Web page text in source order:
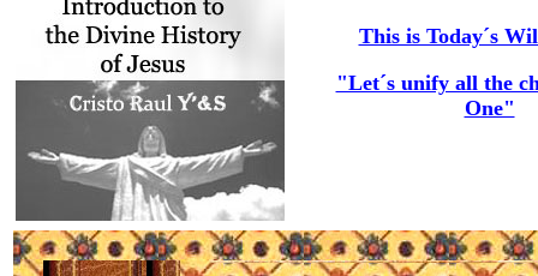
This is Today´s
"Let´s unify all the
One"